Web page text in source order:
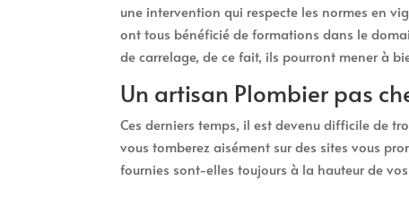
une intervention qui respecte les normes en
ont tous bénéficié de formations dans le
de carrelage, de ce fait, ils pourront mener à
Un artisan Plombier pas
Ces derniers temps, il est devenu difficile de
vous tomberez aisément sur des sites vous
fournies sont-elles toujours à la hauteur de